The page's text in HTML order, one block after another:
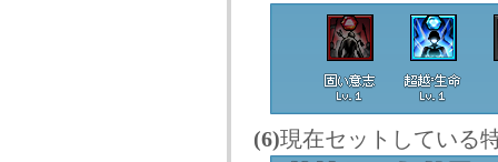
(6)現在セットしている